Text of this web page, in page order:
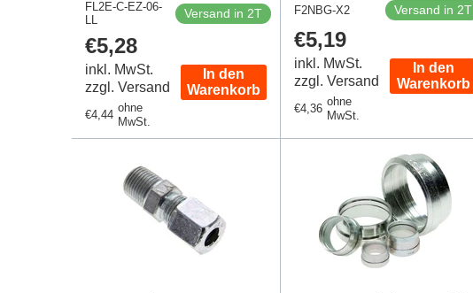
DIN 2353
FL2E-C-EZ-06-
LL
Versand in 2T
Regulärer
Preis
€5,28
inkl. MwSt.
zzgl. Versand
Regulärer
€4,44
ohne
MwSt.
In den
Warenkorb
Stück]
F2NBG-X2 Versand in 2T
Regulärer
Preis
€5,19
inkl. MwSt.
zzgl. Versand
Regulärer
€4,36
ohne
MwSt.
In den
Warenkorb